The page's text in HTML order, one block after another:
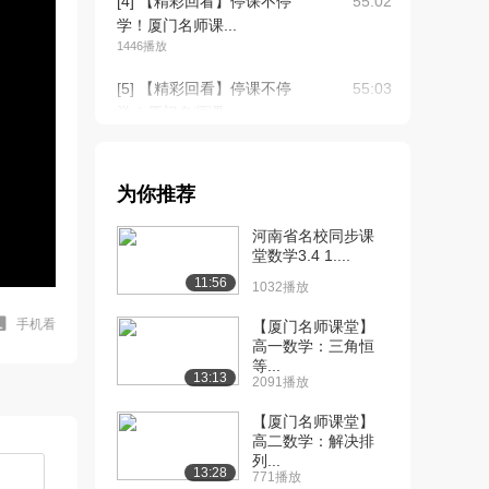
手机看
学！厦门名师课...
1446播放
[5] 【精彩回看】停课不停
55:03
学！厦门名师课...
为你推荐
11:56
河南省名校同步课
堂数学3.4 1....
1032播放
13:13
【厦门名师课堂】
高一数学：三角恒
等...
2091播放
13:28
【厦门名师课堂】
高二数学：解决排
列...
771播放